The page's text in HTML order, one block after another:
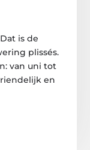
is de
plissés.
van uni tot
en